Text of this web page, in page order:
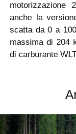
motorizzazione
anche la
scatta da 0 a
massima di 204
di carburante